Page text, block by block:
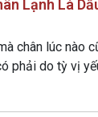
Lạnh Là
chân lúc nào
phải do tỳ vị